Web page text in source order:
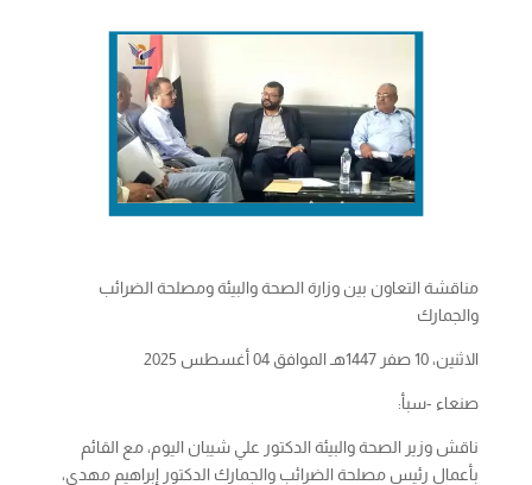
مناقشة التعاون بين وزارة الصحة والبيئة ومصلحة الضرائب
والجمارك
الاثنين، 10 صفر 1447هـ الموافق 04 أغسطس 2025
صنعاء -سبأ:
ناقش وزير الصحة والبيئة الدكتور علي شيبان اليوم، مع القائم
بأعمال رئيس مصلحة الضرائب والجمارك الدكتور إبراهيم مهدي،